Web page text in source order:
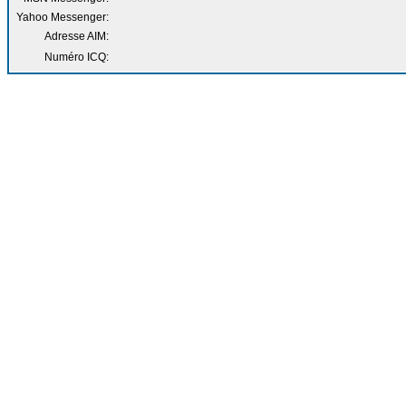
Yahoo Messenger:
Adresse AIM:
Numéro ICQ: